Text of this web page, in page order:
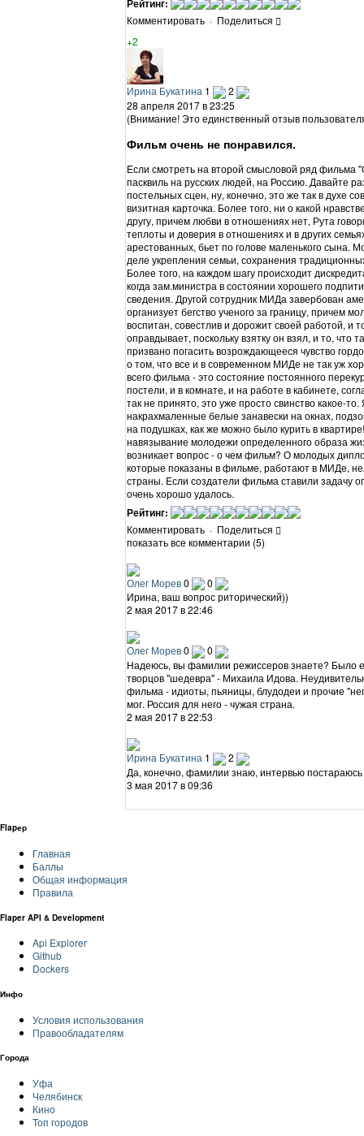
Рейтинг:
Комментировать · Поделиться
+2
Ирина Букатина 1
2
28 апреля 2017 в 23:25
(Внимание! Это единственный отзыв
Фильм очень не понравился.
Если смотреть на второй смысловой ряд фильма
пасквиль на русских людей, на Россию. Давайте
постельных сцен, ну, конечно, это же так в духе
визитная карточка. Более того, ни о какой
другу, причем любви в отношениях нет, Рута
теплоты и доверия в отношениях и в других
арестованных, бьет по голове маленького сына.
деле укрепления семьи, сохранения
Более того, на каждом шагу происходит
когда зам.министра в состоянии хорошего
сведения. Другой сотрудник МИДа завербован
организует бегство ученого за границу, причем
воспитан, совестлив и дорожит своей работой, и
оправдывает, поскольку взятку он взял, и то, что
призвано погасить возрождающееся чувство
о том, что все и в современном МИДе не так уж
всего фильма - это состояние постоянного
постели, и в комнате, и на работе в кабинете,
так не принято, это уже просто свинство какое-
накрахмаленные белые занавески на окнах,
на подушках, как же можно было курить в
навязывание молодежи определенного образа
возникает вопрос - о чем фильм? О молодых
которые показаны в фильме, работают в МИДе,
страны. Если создатели фильма ставили задачу
очень хорошо удалось.
Рейтинг:
Комментировать · Поделиться
показать все комментарии (5)
Олег Морев0
0
Ирина, ваш вопрос риторический))
2 мая 2017 в 22:46
Олег Морев0
0
Надеюсь, вы фамилии режиссеров знаете? Было
творцов "шедевра" - Михаила Идова.
фильма - идиоты, пьяницы, блудодеи и прочие
мог. Россия для него - чужая страна.
2 мая 2017 в 22:53
Ирина Букатина 1
2
Да, конечно, фамилии знаю, интервью
3 мая 2017 в 09:36
Flapер
Главная
Баллы
Общая информация
Правила
Flaper API & Development
Api Explorer
Github
Dockers
Инфо
Условия использования
Правообладателям
Города
Уфа
Челябинск
Кино
Топ городов